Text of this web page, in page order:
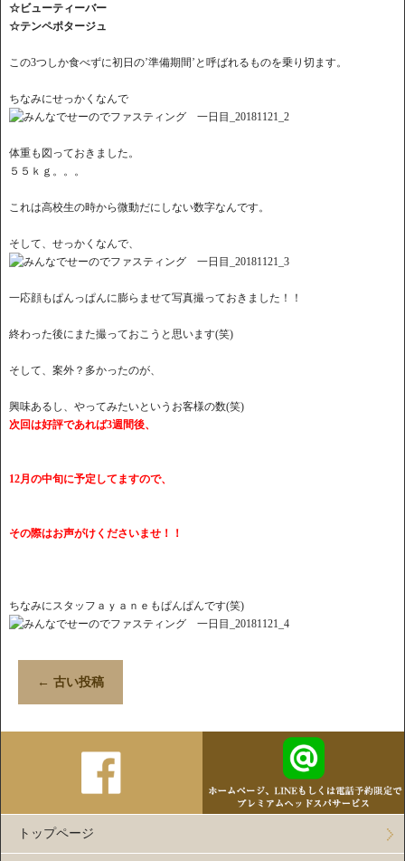
☆ビューティーバー
☆テンペポタージュ
この3つしか食べずに初日の’準備期間’と呼ばれるものを乗り切ます。
ちなみにせっかくなんで
体重も図っておきました。
５５ｋｇ。。。
これは高校生の時から微動だにしない数字なんです。
そして、せっかくなんで、
一応顔もぱんっぱんに膨らませて写真撮っておきました！！
終わった後にまた撮っておこうと思います(笑)
そして、案外？多かったのが、
興味あるし、やってみたいというお客様の数(笑)
次回は好評であれば3週間後、
12月の中旬に予定してますので、
その際はお声がけくださいませ！！
ちなみにスタッフａｙａｎｅもぱんぱんです(笑)
← 古い投稿
トップページ